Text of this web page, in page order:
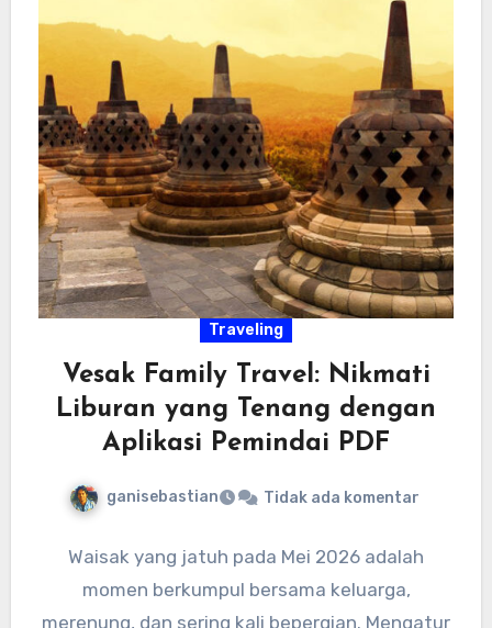
Traveling
Vesak Family Travel: Nikmati
Liburan yang Tenang dengan
Aplikasi Pemindai PDF
ganisebastian Tidak ada komentar
Waisak yang jatuh pada Mei 2026 adalah
momen berkumpul bersama keluarga,
merenung, dan sering kali bepergian. Mengatur